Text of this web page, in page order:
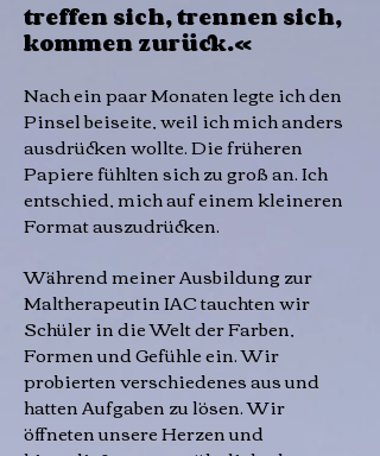
treffen sich, trennen sich,
kommen zurück.«
Nach ein paar Monaten legte ich den
Pinsel beiseite, weil ich mich anders
ausdrücken wollte. Die früheren
Papiere fühlten sich zu groß an. Ich
entschied, mich auf einem kleineren
Formatauszudrücken.
Während meiner Ausbildung zur
Maltherapeutin IAC tauchten wir
Schüler in die Welt der Farben,
Formen und Gefühle ein. Wir
probierten verschiedenes aus und
hatten Aufgaben zu lösen. Wir
öffneten unsere Herzen und